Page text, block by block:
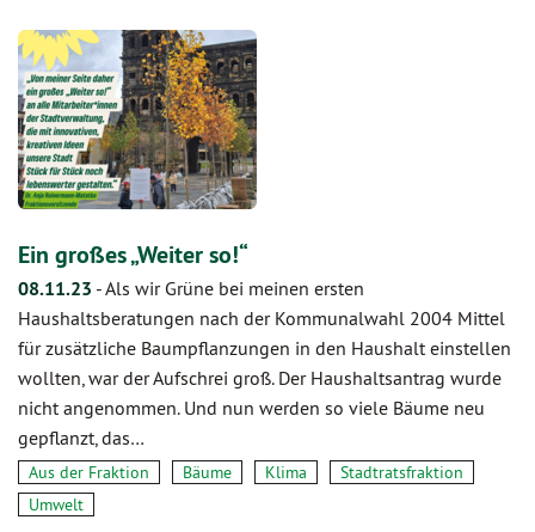
Ein großes „Weiter so!“
08.11.23 -Als wir Grüne bei meinen ersten
Haushaltsberatungen nach der Kommunalwahl 2004 Mittel
für zusätzliche Baumpflanzungen in den Haushalt einstellen
wollten, war der Aufschrei groß. Der Haushaltsantrag wurde
nicht angenommen. Und nun werden so viele Bäume neu
gepflanzt, das…
Aus der Fraktion Bäume Klima
Stadtratsfraktion
Umwelt